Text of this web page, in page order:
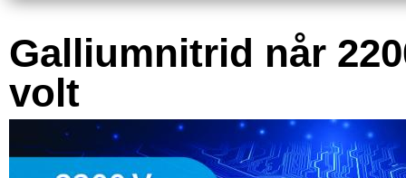
Galliumnitrid når
volt